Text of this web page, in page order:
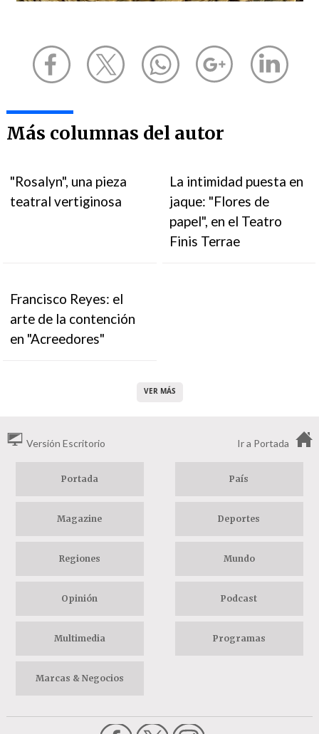
Más columnas del autor
"Rosalyn", una pieza
teatral vertiginosa
La intimidad puesta en
jaque: "Flores de
papel", en el Teatro
Finis Terrae
Francisco Reyes: el
arte de la contención
en "Acreedores"
VER MÁS
Versión Escritorio Ir a Portada
Portada País
Magazine Deportes
Regiones Mundo
Opinión Podcast
Multimedia Programas
Marcas & Negocios